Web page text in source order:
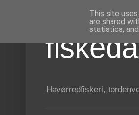
Havørredfiskeri,
This site
are shared
statistics,